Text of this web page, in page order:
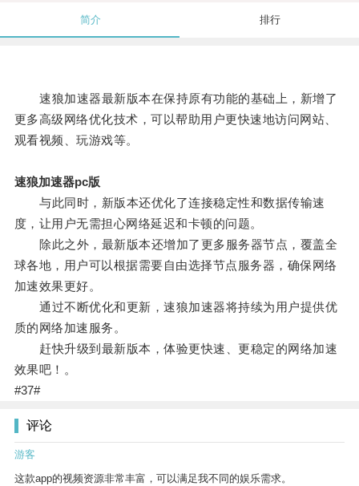
简介 排行
速狼加速器最新版本在保持原有功能的基础上，新增了
更多高级网络优化技术，可以帮助用户更快速地访问网站、
观看视频、玩游戏等。
速狼加速器pc版
与此同时，新版本还优化了连接稳定性和数据传输速
度，让用户无需担心网络延迟和卡顿的问题。
除此之外，最新版本还增加了更多服务器节点，覆盖全
球各地，用户可以根据需要自由选择节点服务器，确保网络
加速效果更好。
通过不断优化和更新，速狼加速器将持续为用户提供优
质的网络加速服务。
赶快升级到最新版本，体验更快速、更稳定的网络加速
效果吧！。
#37#
评论
游客
这款app的视频资源非常丰富，可以满足我不同的娱乐需求。